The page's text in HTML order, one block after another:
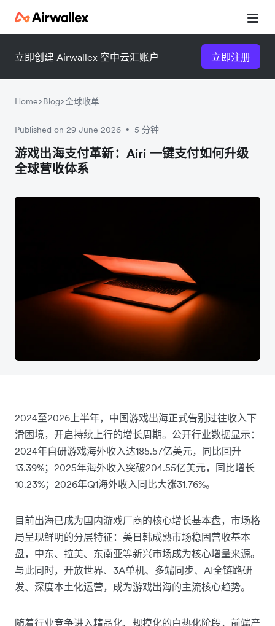
立即创建 Airwallex 空中云汇账户 立即注册
Home Blog 全球收单
Published on 29 June 2026 • 5 分钟
游戏出海支付革新：Airi 一键支付如何升级
全球营收体系
2024至2026上半年，中国游戏出海正式告别过往收入下
滑困境，开启持续上行的增长周期。公开行业数据显示：
2024年自研游戏海外收入达185.57亿美元，同比回升
13.39%；2025年海外收入突破204.55亿美元，同比增长
10.23%；2026年Q1海外收入同比大涨31.76%。
目前出海已成为国内游戏厂商的核心增长基本盘，市场格
局呈现鲜明的分层特征：美日韩成熟市场稳固营收基本
盘，中东、拉美、东南亚等新兴市场成为核心增量来源。
与此同时，开放世界、3A单机、多端同步、AI全链路研
发、深度本土化运营，成为游戏出海的主流核心趋势。
随着行业竞争进入精品化、规模化的白热化阶段，前端产
微信扫一扫，点击手机右上角
微信扫一扫，点击手机右上角